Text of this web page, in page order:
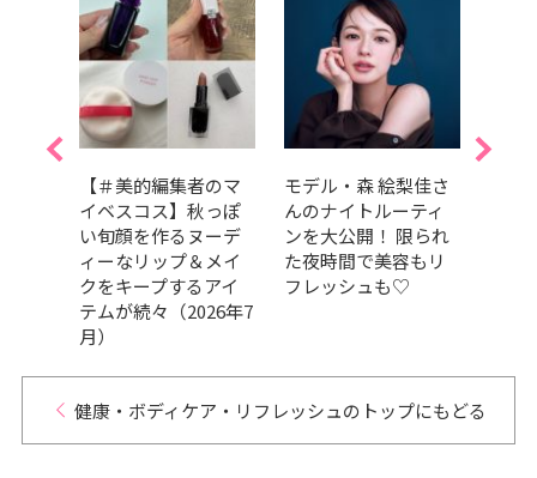
【＃美的編集者のマ
イベスコス】秋っぽ
い旬顔を作るヌーデ
ィーなリップ＆メイ
クをキープするアイ
テムが続々（2026年7
月）
モデル・森 絵梨佳さ
んのナイトルーティ
ンを大公開！ 限られ
た夜時間で美容もリ
フレッシュも♡
健康・ボディケア・リフレッシュのトップにもどる